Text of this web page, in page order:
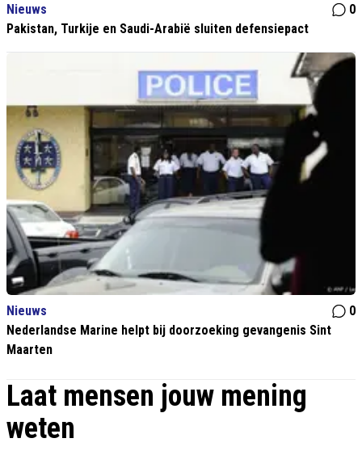
Nieuws
0
Pakistan, Turkije en Saudi-Arabië sluiten defensiepact
Nieuws
0
Nederlandse Marine helpt bij doorzoeking gevangenis Sint
Maarten
Laat mensen jouw mening
weten